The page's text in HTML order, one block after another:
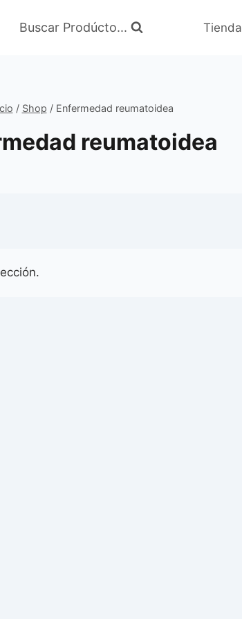
Buscar Prodúcto... Tienda
/ Shop / Enfermedad reumatoidea
reumatoidea